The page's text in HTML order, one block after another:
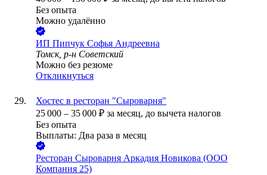
Без опыта
Можно удалённо
ИП Пипчук Софья Андреевна
Томск, р-н Советский
Можно без резюме
Откликнуться
Хостес в ресторан "Сыроварня"
25 000 – 35 000 ₽ за месяц, до вычета налогов
Без опыта
Выплаты: Два раза в месяц
Ресторан Сыроварня Аркадия Новикова (ООО
Компания 25)